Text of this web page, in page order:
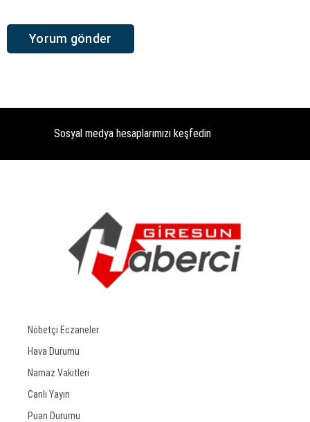
Sosyal medya hesaplarımızı keşfedin
Nöbetçi Eczaneler
Hava Durumu
Namaz Vakitleri
Canlı Yayın
Puan Durumu